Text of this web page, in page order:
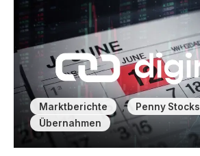
Marktberichte , Penny Stocks
Übernahmen